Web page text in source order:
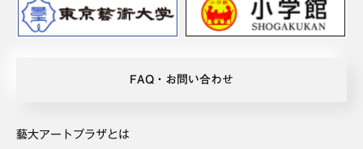
FAQ・お問い合わせ
藝大アートプラザとは